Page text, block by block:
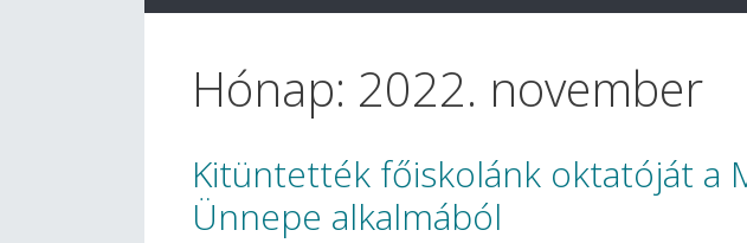
Hónap: 2022. november
Kitüntették főiskolánk oktatóját a
Ünnepe alkalmából